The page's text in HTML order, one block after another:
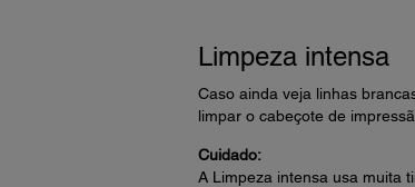
Limpeza intensa
Caso ainda veja linhas
limpar o cabeçote de
Cuidado:
A Limpeza intensa usa muita